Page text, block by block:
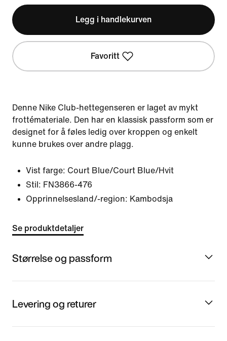
Legg i handlekurven
Favoritt
Denne Nike Club-hettegenseren er laget av mykt
frottémateriale. Den har en klassisk passform som er
designet for å føles ledig over kroppen og enkelt
kunne brukes over andre plagg.
Vist farge: Court Blue/Court Blue/Hvit
Stil: FN3866-476
Opprinnelsesland/-region: Kambodsja
Se produktdetaljer
Størrelse og passform
Levering og returer